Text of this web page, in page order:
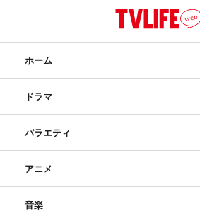
ホーム
ドラマ
バラエティ
アニメ
音楽